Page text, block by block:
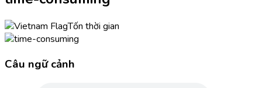
Tốn thời gian
Câu ngữ cảnh